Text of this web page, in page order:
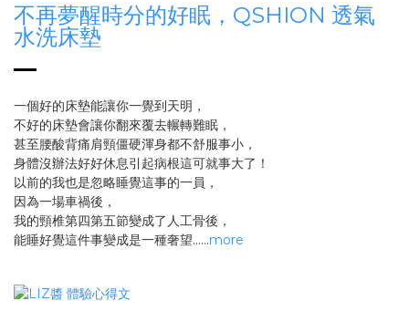
不再夢醒時分的好眠，QSHION 透氣
水洗床墊
一個好的床墊能讓你一覺到天明，
不好的床墊會讓你翻來覆去輾轉難眠，
甚至腰酸背痛肩頸僵硬渾身都不舒服事小，
身體沒辦法好好休息引起病根這可就事大了！
以前的我也是忽略睡覺這事的一員，
因為一場車禍後，
我的頸椎第四第五節變成了人工骨後，
能睡好覺這件事變成是一種奢望......more